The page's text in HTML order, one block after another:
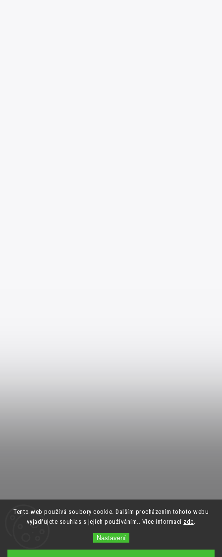
Tento web používá soubory cookie. Dalším procházením tohoto webu
vyjadřujete souhlas s jejich používáním.. Více informací zde.
Nastavení